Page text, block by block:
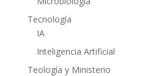
Tecnología
IA
Inteligencia Artificial
Teología y Ministerio